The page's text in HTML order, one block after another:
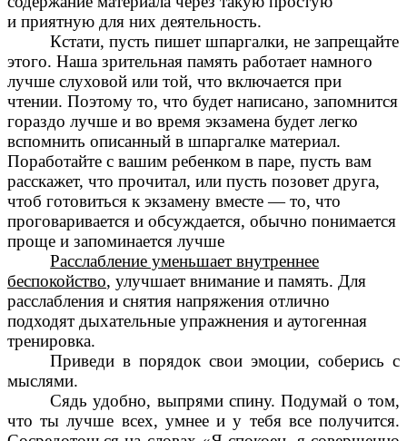
и приятную для них деятельность.
Кстати, пусть пишет шпаргалки, не запрещайте
этого. Наша зрительная память работает намного
лучше слуховой или той, что включается при
чтении. Поэтому то, что будет написано, запомнится
гораздо лучше и во время экзамена будет легко
вспомнить описанный в шпаргалке материал.
Поработайте с вашим ребенком в паре, пусть вам
расскажет, что прочитал, или пусть позовет друга,
чтоб готовиться к экзамену вместе — то, что
проговаривается и обсуждается, обычно понимается
проще и запоминается лучше
Расслабление уменьшает внутреннее
беспокойство, улучшает внимание и память. Для
расслабления и снятия напряжения отлично
подходят дыхательные упражнения и аутогенная
тренировка.
Приведи в порядок свои эмоции, соберись с
мыслями.
Сядь удобно, выпрями спину. Подумай о том,
что ты лучше всех, умнее и у тебя все получится.